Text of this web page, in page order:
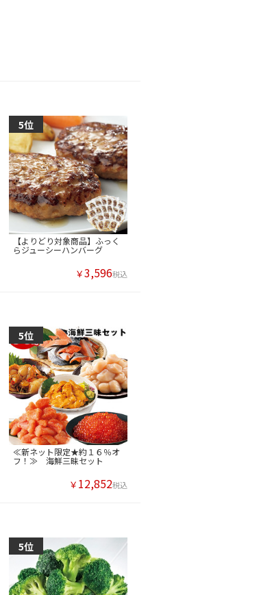
【よりどり対象商品】ふっく
らジューシーハンバーグ
￥3,596税込
≪新ネット限定★約１６％オ
フ！≫ 海鮮三昧セット
￥ 12,852税込